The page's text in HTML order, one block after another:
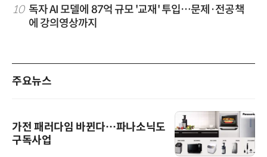
10 독자 AI 모델에 87억 규모 '교재' 투입…문제·전공책
에 강의영상까지
주요뉴스
가전 패러다임 바뀐다…파나소닉도
구독사업